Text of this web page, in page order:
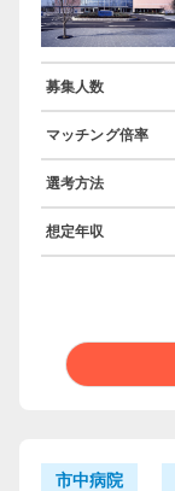
募集人数
マッチング倍率
選考方法
想定年収
市中病院